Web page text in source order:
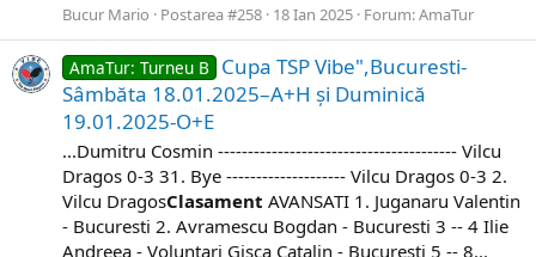
Bucur Mario Postarea #258 18 Ian 2025 Forum:AmaTur
AmaTur: Turneu B
Cupa TSP Vibe",Bucuresti-
Sâmbăta 18.01.2025–A+H și Duminică
19.01.2025-O+E
...Dumitru Cosmin ---------------------------------------- Vilcu
Dragos 0-3 31. Bye -------------------- Vilcu Dragos 0-3 2.
Vilcu Dragos ​Clasament AVANSATI 1. Juganaru Valentin
- Bucuresti 2. Avramescu Bogdan - Bucuresti 3 -- 4 Ilie
Andreea - Voluntari Gisca Catalin - Bucuresti 5 -- 8...